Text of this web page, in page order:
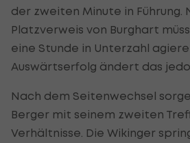
der zweiten Minute in Führung.
Platzverweis von Burghart
eine Stunde in Unterzahl
Auswärtserfolg ändert das
Nach dem Seitenwechsel
Berger mit seinem zweiten
Verhältnisse. Die Wikinger